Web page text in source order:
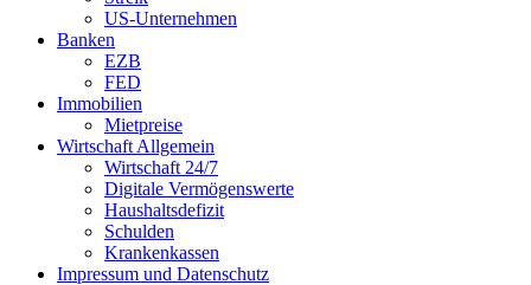
US-Unternehmen
Banken
EZB
FED
Immobilien
Mietpreise
Wirtschaft Allgemein
Wirtschaft 24/7
Digitale Vermögenswerte
Haushaltsdefizit
Schulden
Krankenkassen
Impressum und Datenschutz